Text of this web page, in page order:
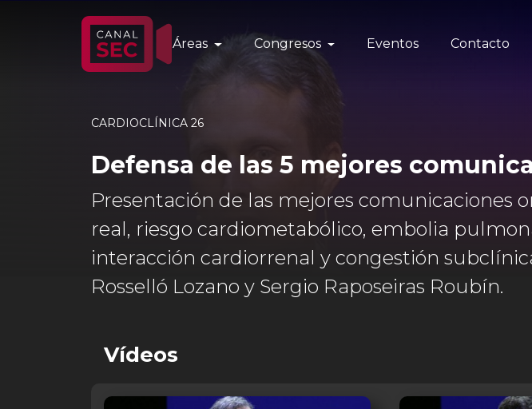
Áreas Congresos Eventos Contacto
CARDIOCLÍNICA 26
Defensa de las 5 mejores
Presentación de las mejores comunicaciones
real, riesgo cardiometabólico, embolia
interacción cardiorrenal y congestión
Rosselló Lozano y Sergio Raposeiras Roubín.
Vídeos